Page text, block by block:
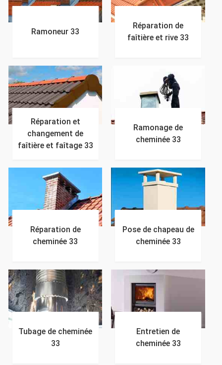
Ramoneur 33
Réparation de
faîtière et rive 33
Réparation et
changement de
faîtière et faîtage 33
Ramonage de
cheminée 33
Réparation de
cheminée 33
Pose de chapeau de
cheminée 33
Tubage de cheminée
33
Entretien de
cheminée 33